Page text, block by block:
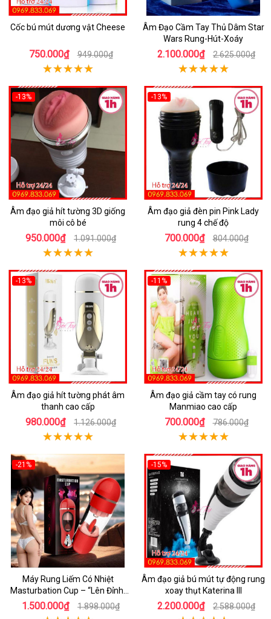
Cốc bú mút dương vật Cheese
750.000₫ 949.000₫
Âm Đạo Cầm Tay Thủ Dâm Star
Wars Rung-Hút-Xoáy
2.100.000₫ 2.625.000₫
-13%
Âm đạo giả hít tường 3D giống
môi cô bé
950.000₫ 1.091.000₫
-13%
Âm đạo giả đèn pin Pink Lady
rung 4 chế độ
700.000₫ 804.000₫
-13%
Âm đạo giả hít tường phát âm
thanh cao cấp
980.000₫ 1.126.000₫
-11%
Âm đạo giả cầm tay có rung
Manmiao cao cấp
700.000₫ 786.000₫
-21%
Máy Rung Liếm Có Nhiệt
Masturbation Cup – “Lên Đỉnh”
Trong Tích Tắc
1.500.000₫ 1.898.000₫
-15%
Âm đạo giả bú mút tự động rung
xoay thụt Katerina III
2.200.000₫ 2.588.000₫